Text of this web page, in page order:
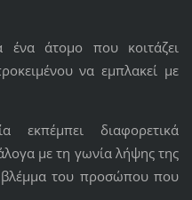
ένα άτομο που κοιτάζει
να εμπλακεί με
διαφορετικά
με τη γωνία λήψης της
του προσώπου που